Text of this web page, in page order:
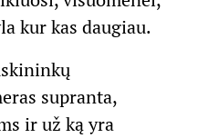
kur kas daugiau.
supranta,
ir už ką yra